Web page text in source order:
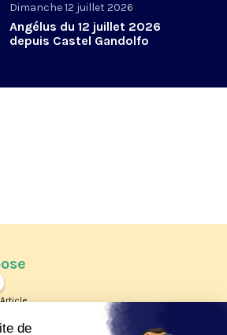
Dimanche 12 juillet 2026
Angélus du 12 juillet 2026
depuis Castel Gandolfo
Article
Les reportages d'été 2026 de KTO